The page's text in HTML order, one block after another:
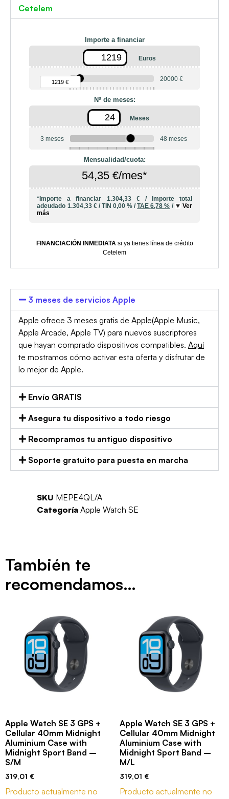
Cetelem
Importe a financiar
Euros
90 €
1219 € 20000 €
Nº de meses:
Meses
3 meses 48 meses
Mensualidad/cuota:
54,35 €/mes*
*Importe a financiar 1.304,33 € / Importe total
adeudado 1.304,33 €/TIN 0,00 % /TAE6,78 % /
Ver
más
FINANCIACIÓN INMEDIATAsi ya tienes línea de crédito
Cetelem
3 meses de servicios Apple
Apple ofrece 3 meses gratis de Apple(Apple Music,
Apple Arcade, Apple TV) para nuevos suscriptores
que hayan comprado dispositivos compatibles. Aquí
te mostramos cómo activar esta oferta y disfrutar de
lo mejor de Apple.
Envío GRATIS
Asegura tu dispositivo a todo riesgo
Recompramos tu antiguo dispositivo
Soporte gratuito para puesta en marcha
SKU MEPE4QL/A
Categoría Apple Watch SE
También te
recomendamos…
Apple Watch SE 3 GPS +
Cellular 40mm Midnight
Aluminium Case with
Midnight Sport Band –
S/M
319,01 €
Producto actualmente no
Apple Watch SE 3 GPS +
Cellular 40mm Midnight
Aluminium Case with
Midnight Sport Band –
M/L
319,01 €
Producto actualmente no